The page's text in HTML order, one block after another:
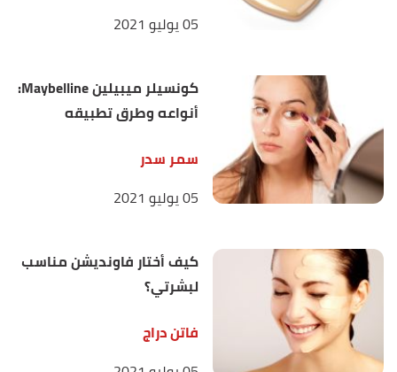
05 يوليو 2021
كونسيلر ميبيلين Maybelline:
أنواعه وطرق تطبيقه
سمر سدر
05 يوليو 2021
كيف أختار فاونديشن مناسب
لبشرتي؟
فاتن دراج